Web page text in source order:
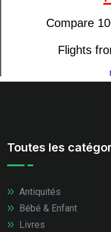
Toutes les
Antiquités
Bébé & Enfant
Livres